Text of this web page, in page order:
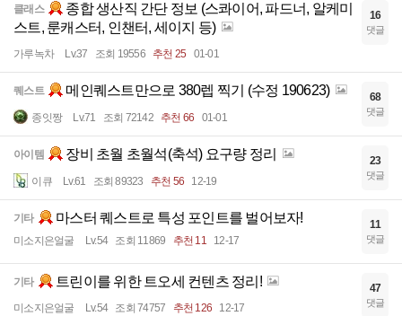
클래스
종합 생산직 간단 정보 (스콰이어, 파드너, 알케미
스트, 룬캐스터, 인챈터, 세이지 등)
가루녹차 Lv.37 조회 19556 추천 25 01-01
16
댓글
퀘스트 메인퀘스트만으로 380렙 찍기 (수정 190623)
종잇짱 Lv.71 조회 72142 추천 66 01-01
68
댓글
아이템 장비 초월 초월석(축석) 요구량 정리
이큐 Lv.61 조회 89323 추천 56 12-19
23
댓글
기타 마스터 퀘스트로 특성 포인트를 벌어보자!
미소지은얼굴 Lv.54 조회 11869 추천 11 12-17
11
댓글
기타 트린이를 위한 트오세 컨텐츠 정리!
미소지은얼굴 Lv.54 조회 74757 추천 126 12-17
47
댓글